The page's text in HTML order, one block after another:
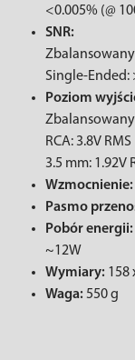
<0.005% (@
SNR:
Single-Ended:
Poziom
RCA: 3.8V RMS
3.5 mm: 1.92V
Wzmocnienie:
Pasmo
Pobór energii:
~12W
Wymiary: 158
Waga: 550 g